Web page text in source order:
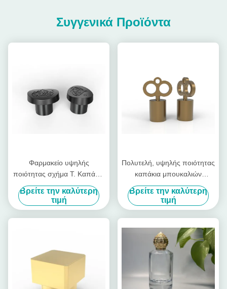
Συγγενικά Προϊόντα
Φαρμακείο υψηλής
ποιότητας σχήμα Τ. Καπάκια
μπουκαλιών αρωμάτων Ζινκ
κράμα Καπάκια αρωμάτων
Βρείτε την καλύτερη
τιμή
Πολυτελή, υψηλής ποιότητας
καπάκια μπουκαλιών
αρωμάτων σε σχήμα κλειδιού
από Zamac, γυαλιστερά
καπάκια αρωμάτων από
κράμα ψευδαργύρου
Βρείτε την καλύτερη
τιμή